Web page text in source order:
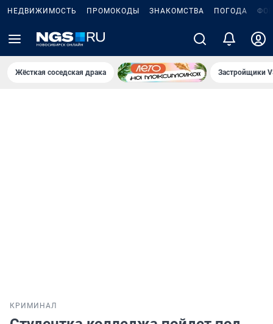
НЕДВИЖИМОСТЬ ПРОМОКОДЫ ЗНАКОМСТВА ПОГОДА
Жёсткая соседская драка Застройщики
КРИМИНАЛ